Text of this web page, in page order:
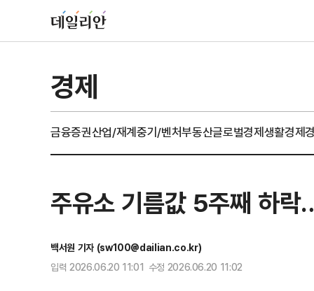
경제
금융증권산업/재계중기/벤처부동산글로벌경제생활경제
주유소 기름값 5주째 하
백서원 기자 (sw100@dailian.co.kr)
입력 2026.06.20 11:01 수정 2026.06.20 11:02